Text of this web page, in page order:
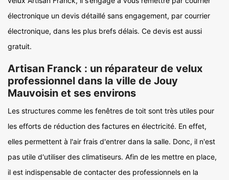
électronique un devis détaillé sans engagement, par courrier
électronique, dans les plus brefs délais. Ce devis est aussi
gratuit.
Artisan Franck : un réparateur de velux
professionnel dans la ville de Jouy
Mauvoisin et ses environs
Les structures comme les fenêtres de toit sont très utiles pour
les efforts de réduction des factures en électricité. En effet,
elles permettent à l'air frais d'entrer dans la salle. Donc, il n'est
pas utile d'utiliser des climatiseurs. Afin de les mettre en place,
il est indispensable de contacter des professionnels en la